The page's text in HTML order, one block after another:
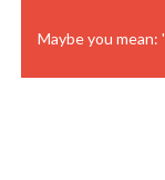
Maybe you mean: